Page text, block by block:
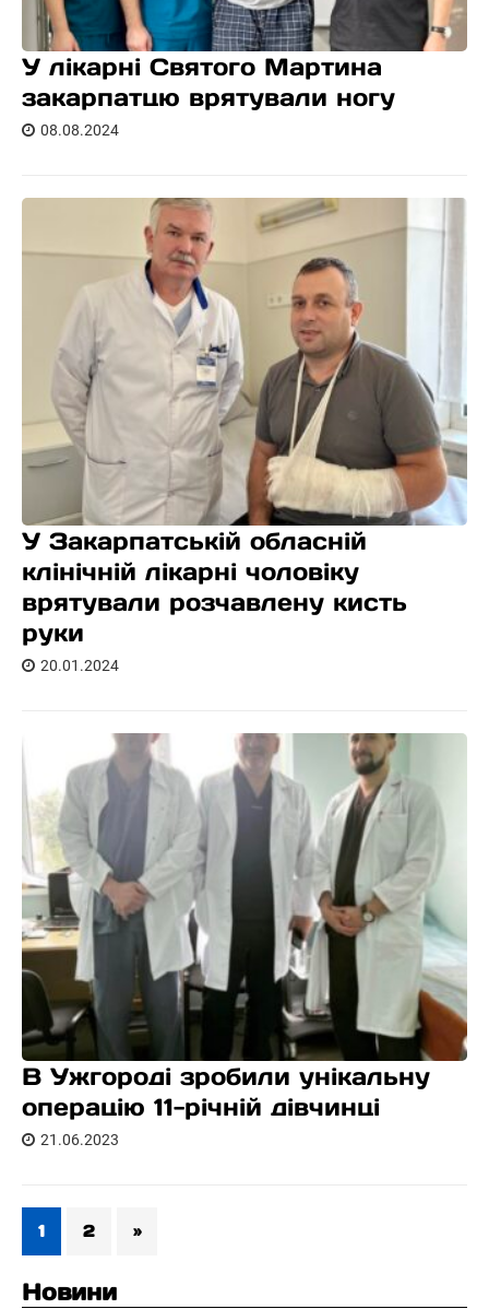
У лікарні Святого Мартина
закарпатцю врятували ногу
08.08.2024
У Закарпатській обласній
клінічній лікарні чоловіку
врятували розчавлену кисть
руки
20.01.2024
В Ужгороді зробили унікальну
операцію 11-річній дівчинці
21.06.2023
1 2 »
Новини